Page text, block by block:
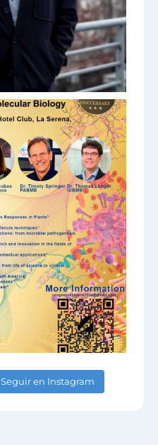
Seguir en Instagram